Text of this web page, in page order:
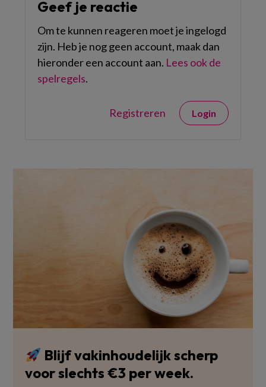
Geef je reactie
Om te kunnen reageren moet je ingelogd
zijn. Heb je nog geen account, maak dan
hieronder een account aan. Lees ook de
spelregels.
Registreren Login
Blijf vakinhoudelijk scherp
voor slechts €3 per week.